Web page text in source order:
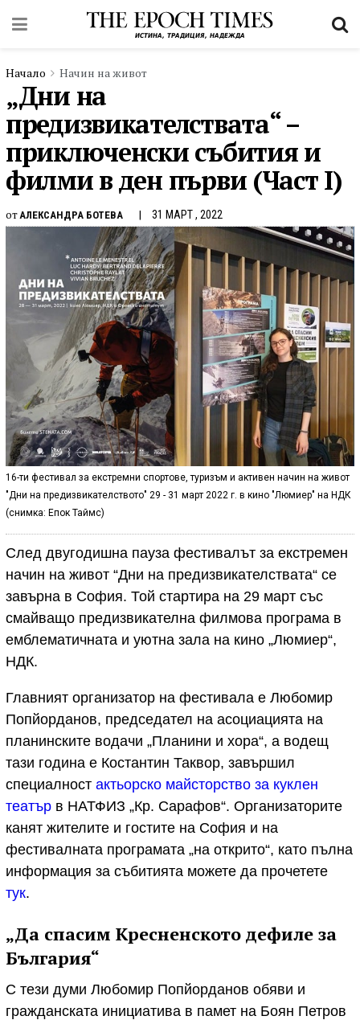
Начало Начин на живот
„Дни на
предизвикателствата“ –
приключенски събития и
филми в ден първи (Част I)
от АЛЕКСАНДРА БОТЕВА 31 МАРТ , 2022
16-ти фестивал за екстремни спортове, туризъм и активен начин на живот
"Дни на предизвикателството" 29 - 31 март 2022 г. в кино "Люмиер" на НДК
(снимка: Епок Таймс)
След двугодишна пауза фестивалът за екстремен
начин на живот “Дни на предизвикателствата“ се
завърна в София. Той стартира на 29 март със
смайващо предизвикателна филмова програма в
емблематичната и уютна зала на кино „Люмиер“,
НДК.
Главният организатор на фестивала е Любомир
Попйорданов, председател на асоциацията на
планинските водачи „Планини и хора“, а водещ
тази година е Костантин Таквор, завършил
специалност актьорско майсторство за куклен
театър в НАТФИЗ „Кр. Сарафов“. Организаторите
канят жителите и гостите на София и на
фестивалната програмата „на открито“, като пълна
информация за събитията можете да прочетете
тук.
„Да спасим Кресненското дефиле за
България“
С тези думи Любомир Попйорданов обяви и
гражданската инициатива в памет на Боян Петров